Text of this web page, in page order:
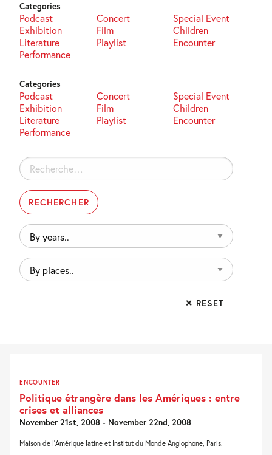
Categories
Podcast Concert
Special Event
Exhibition
Film
Children
Literature
Playlist
Encounter
Performance
Categories
Podcast Concert
Special Event
Exhibition
Film
Children
Literature
Playlist
Encounter
Performance
Rechercher :
By
years..
By
places..
✕ RESET
ENCOUNTER
Politique étrangère dans les Amériques : entre
crises et alliances
November 21st, 2008 - November 22nd, 2008
Maison de l'Amérique latine et Institut du Monde Anglophone, Paris.